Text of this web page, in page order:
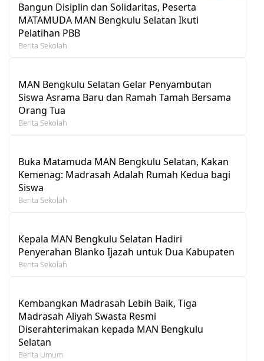
Bangun Disiplin dan Solidaritas, Peserta
MATAMUDA MAN Bengkulu Selatan Ikuti
Pelatihan PBB
Berita Sekolah
MAN Bengkulu Selatan Gelar Penyambutan
Siswa Asrama Baru dan Ramah Tamah Bersama
Orang Tua
Berita Sekolah
Buka Matamuda MAN Bengkulu Selatan, Kakan
Kemenag: Madrasah Adalah Rumah Kedua bagi
Siswa
Berita Sekolah
Kepala MAN Bengkulu Selatan Hadiri
Penyerahan Blanko Ijazah untuk Dua Kabupaten
Berita Sekolah
Kembangkan Madrasah Lebih Baik, Tiga
Madrasah Aliyah Swasta Resmi
Diserahterimakan kepada MAN Bengkulu
Selatan
Berita Umum